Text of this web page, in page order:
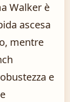
Walker è
ascesa
mentre
e